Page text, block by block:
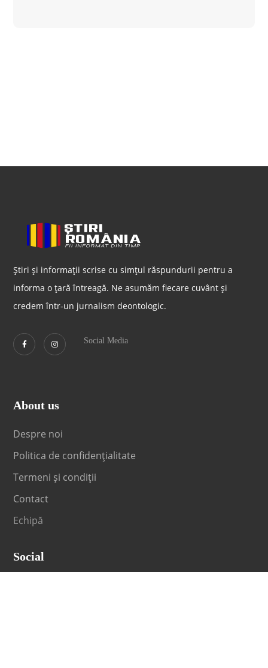
Știri și informații scrise cu simțul răspundurii pentru a
informa o țară întreagă. Ne asumăm fiecare cuvânt și
credem într-un jurnalism deontologic.
Social Media
About us
Despre noi
Politica de confidențialitate
Termeni și condiții
Contact
Echipă
Social